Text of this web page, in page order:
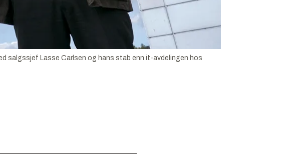
salgssjef Lasse Carlsen og hans stab enn it-avdelingen hos